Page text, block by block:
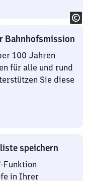
Bahnhofsmission
100 Jahren
für alle und rund
Sie diese
speichern
Funktion
in Ihrer